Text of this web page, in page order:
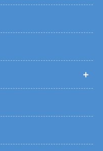
ります。この場合、個人情
・機密保持などによりお客
個人情報の開示等（利用目
加・削除、利用の停止また
に関して、当社「個人情報